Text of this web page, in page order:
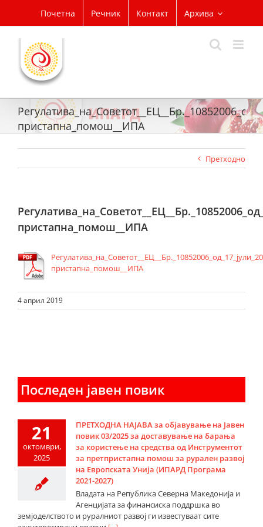
content
Почетна Речник Контакт Архива
пристапна_помош__ИПА
Претходно
пристапна_помош__ИПА
пристапна_помош__ИПА
4 април 2019
Последен јавен повик
21
октомври,
2025
ПРЕТХОДНА НАЈАВА за објавување на Јавен
повик 03/2025 за доставување на барања
за користење на средства од Инструментот
за претпристапна помош за рурален развој
на Европската Унија (ИПАРД Програма
2021-2027)
Владата на Република Северна Македонија и
Агенцијата за финансиска поддршка во
земјоделството и руралниот развој ги известуваат сите